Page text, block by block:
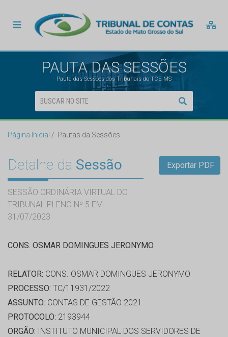
PAUTA DAS SESSÕES
Pauta das Sessões dos Tribunais do TCE MS
Página Inicial Pautas da Sessões
Detalhe da Sessão
SESSÃO ORDINÁRIA VIRTUAL DO
TRIBUNAL PLENO Nº 5 EM
31/07/2023
Exportar PDF
CONS. OSMAR DOMINGUES JERONYMO
RELATOR: CONS. OSMAR DOMINGUES JERONYMO
PROCESSO: TC/11931/2022
ASSUNTO: CONTAS DE GESTÃO 2021
PROTOCOLO: 2193944
ORGÃO: INSTITUTO MUNICIPAL DOS SERVIDORES DE